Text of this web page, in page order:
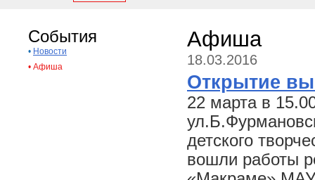
События
• Новости
• Афиша
Афиша
18.03.2016
Открытие
22 марта в
детского
вошли работы